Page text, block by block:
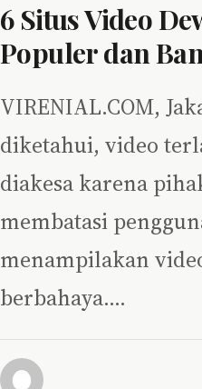
6 Situs Video
Populer dan
VIRENIAL.COM,
diketahui, video
diakesa karena
membatasi
menampilakan
berbahaya.…